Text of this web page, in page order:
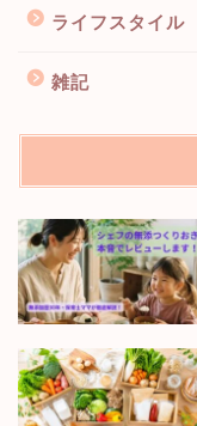
ライフスタイル
雑記